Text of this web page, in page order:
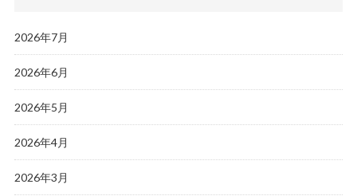
2026年7月
2026年6月
2026年5月
2026年4月
2026年3月